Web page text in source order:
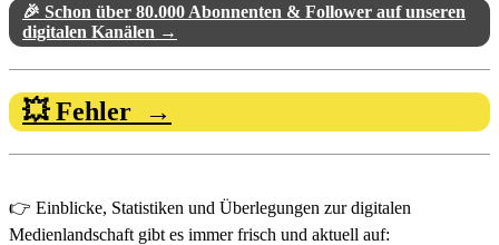
🎉 Schon über 80.000 Abonnenten & Follower auf unseren
digitalen Kanälen →
💥 Fehler →
👉 Einblicke, Statistiken und Überlegungen zur digitalen
Medienlandschaft gibt es immer frisch und aktuell auf: